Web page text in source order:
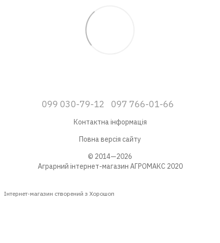
099 030-79-12 097 766-01-66
Контактна інформація
Повна версія сайту
© 2014—2026
Аграрний інтернет-магазин АГРОМАКС 2020
Інтернет-магазин створений з Хорошоп